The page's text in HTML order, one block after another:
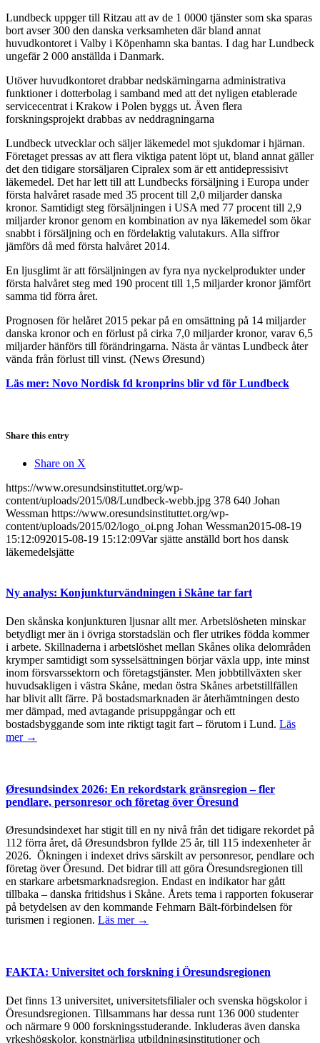
Lundbeck uppger till Ritzau att av de 1 0000 tjänster som ska sparas
bort avser 300 den danska verksamheten där bland annat
huvudkontoret i Valby i Köpenhamn ska bantas. I dag har Lundbeck
ungefär 2 000 anställda i Danmark.
Utöver huvudkontoret drabbar nedskärningarna administrativa
funktioner i dotterbolag i samband med att det nyligen etablerade
servicecentrat i Krakow i Polen byggs ut. Även flera
forskningsprojekt drabbas av neddragningarna
Lundbeck utvecklar och säljer läkemedel mot sjukdomar i hjärnan.
Företaget pressas av att flera viktiga patent löpt ut, bland annat gäller
det den tidigare storsäljaren Cipralex som är ett antidepressisivt
läkemedel. Det har lett till att Lundbecks försäljning i Europa under
första halvåret rasade med 35 procent till 2,0 miljarder danska
kronor. Samtidigt steg försäljningen i USA med 77 procent till 2,9
miljarder kronor genom en kombination av nya läkemedel som ökar
snabbt i försäljning och en fördelaktig valutakurs. Alla siffror
jämförs då med första halvåret 2014.
En ljusglimt är att försäljningen av fyra nya nyckelprodukter under
första halvåret steg med 190 procent till 1,5 miljarder kronor jämfört
samma tid förra året.
Prognosen för helåret 2015 pekar på en omsättning på 14 miljarder
danska kronor och en förlust på cirka 7,0 miljarder kronor, varav 6,5
miljarder hänförs till förändringarna. Nästa år väntas Lundbeck åter
vända från förlust till vinst. (News Øresund)
Läs mer: Novo Nordisk fd kronprins blir vd för Lundbeck
Share this entry
Share on X
https://www.oresundsinstituttet.org/wp-
content/uploads/2015/08/Lundbeck-webb.jpg 378 640 Johan
Wessman https://www.oresundsinstituttet.org/wp-
content/uploads/2015/02/logo_oi.png Johan Wessman2015-08-19
15:12:092015-08-19 15:12:09Var sjätte anställd bort hos dansk
läkemedelsjätte
Ny analys: Konjunkturvändningen i Skåne tar fart
Den skånska konjunkturen ljusnar allt mer. Arbetslösheten minskar
betydligt mer än i övriga storstadslän och fler utrikes födda kommer
i arbete. Skillnaderna i arbetslöshet mellan Skånes olika delområden
krymper samtidigt som sysselsättningen börjar växla upp, inte minst
inom försvarssektorn och företagstjänster. Men jobbtillväxten sker
huvudsakligen i västra Skåne, medan östra Skånes arbetstillfällen
har blivit allt färre. På bostadsmarknaden är återhämtningen desto
mer dämpad, med avtagande prisuppgångar och ett
bostadsbyggande som inte riktigt tagit fart – förutom i Lund. Läs
mer →
Øresundsindex 2026: En rekordstark gränsregion – fler
pendlare, personresor och företag över Öresund
Øresundsindexet har stigit till en ny nivå från det tidigare rekordet på
112 förra året, då Øresundsbron fyllde 25 år, till 115 indexenheter år
2026. Ökningen i indexet drivs särskilt av personresor, pendlare och
företag över Öresund. Det bidrar till att göra Öresundsregionen till
en starkare arbetsmarknadsregion. Endast en indikator har gått
tillbaka – danska fritidshus i Skåne. Årets tema i rapporten fokuserar
på betydelsen av den kommande Fehmarn Bält-förbindelsen för
turismen i regionen. Läs mer →
FAKTA: Universitet och forskning i Öresundsregionen
Det finns 13 universitet, universitetsfilialer och svenska högskolor i
Öresundsregionen. Tillsammans har dessa runt 136 000 studenter
och närmare 9 000 forskningsstuderande. Inkluderas även danska
yrkeshögskolor, konstnärliga utbildningsinstitutioner och